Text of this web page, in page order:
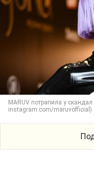
MARUV потрапила у
instagram.com/maruvofficial)